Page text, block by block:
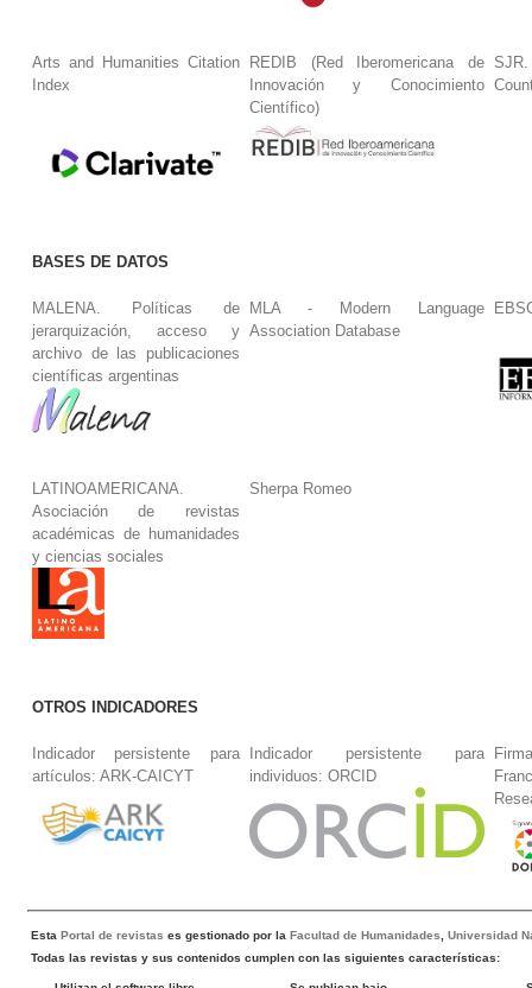
Arts and Humanities Citation
Index
REDIB (Red Iberomericana de
Innovación y Conocimiento
Científico)
BASES DE DATOS
MALENA. Políticas de
jerarquización, acceso y
archivo de las publicaciones
científicas argentinas
MLA - Modern Language
Association Database
LATINOAMERICANA.
Asociación de revistas
académicas de humanidades
y ciencias sociales
Sherpa Romeo
OTROS INDICADORES
Indicador persistente para
artículos: ARK-CAICYT
Indicador persistente para
individuos: ORCID
EstaPortal de revistas es gestionado por laFacultad de Humanidades ,Universidad
Todas las revistas y sus contenidos cumplen con las siguientes características: